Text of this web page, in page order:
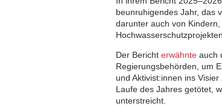
beunruhigendes Jahr, das
darunter auch von
Der Bericht erwähnte auch
Regierungsbehörden, um
und Aktivist:innen ins
Laufe des Jahres getötet,
unterstreicht.